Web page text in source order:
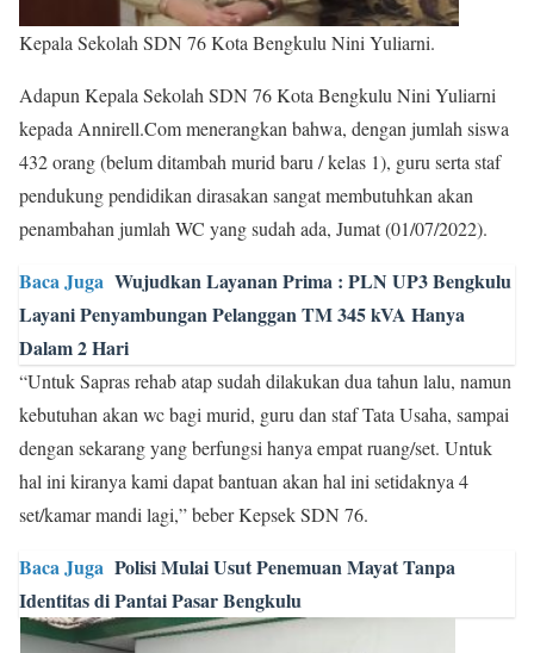
Kepala Sekolah SDN 76 Kota Bengkulu Nini Yuliarni.
Adapun Kepala Sekolah SDN 76 Kota Bengkulu Nini Yuliarni
kepada Annirell.Com menerangkan bahwa, dengan jumlah siswa
432 orang (belum ditambah murid baru / kelas 1), guru serta staf
pendukung pendidikan dirasakan sangat membutuhkan akan
penambahan jumlah WC yang sudah ada, Jumat (01/07/2022).
Baca Juga Wujudkan Layanan Prima : PLN UP3 Bengkulu
Layani Penyambungan Pelanggan TM 345 kVA Hanya
Dalam 2 Hari
“Untuk Sapras rehab atap sudah dilakukan dua tahun lalu, namun
kebutuhan akan wc bagi murid, guru dan staf Tata Usaha, sampai
dengan sekarang yang berfungsi hanya empat ruang/set. Untuk
hal ini kiranya kami dapat bantuan akan hal ini setidaknya 4
set/kamar mandi lagi,” beber Kepsek SDN 76.
Baca Juga Polisi Mulai Usut Penemuan Mayat Tanpa
Identitas di Pantai Pasar Bengkulu